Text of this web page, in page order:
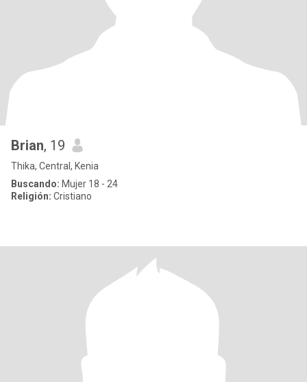
Brian, 19
Thika, Central, Kenia
Buscando: Mujer 18 - 24
Religión: Cristiano